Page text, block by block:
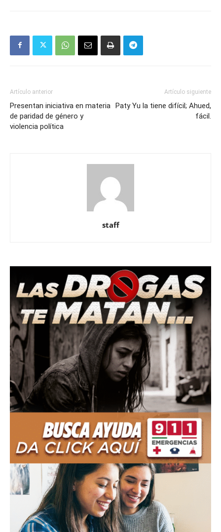
Artículo anterior
Presentan iniciativa en materia
de paridad de género y
violencia política
Artículo siguiente
Paty Yu la tiene difícil; Ahued,
fácil.
staff